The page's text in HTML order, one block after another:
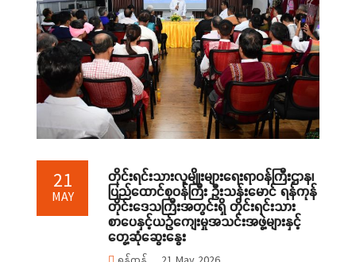
21
MAY
တိုင်းရင်းသားလူမျိုးများရေးရာဝန်ကြီးဌာန၊
ပြည်ထောင်စုဝန်ကြီး ဦးသန်းမောင် ရန်ကုန်
တိုင်းဒေသကြီးအတွင်းရှိ တိုင်းရင်းသား
စာပေနှင့်ယဉ်ကျေးမှုအသင်းအဖွဲ့များနှင့်
တွေ့ဆုံဆွေးနွေး